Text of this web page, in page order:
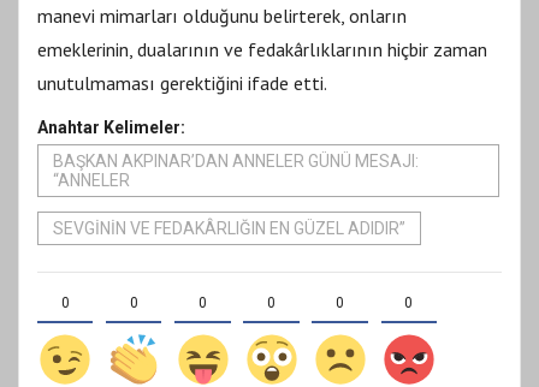
manevi mimarları olduğunu belirterek, onların
emeklerinin, dualarının ve fedakârlıklarının hiçbir zaman
unutulmaması gerektiğini ifade etti.
Anahtar Kelimeler:
BAŞKAN AKPINAR’DAN ANNELER GÜNÜ MESAJI:
“ANNELER
SEVGİNİN VE FEDAKÂRLIĞIN EN GÜZEL ADIDIR”
0 0 0 0 0 0